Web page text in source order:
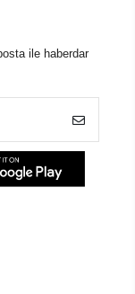
ile haberdar